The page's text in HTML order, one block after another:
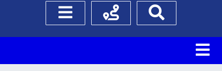
Боковое менюСхема проезда